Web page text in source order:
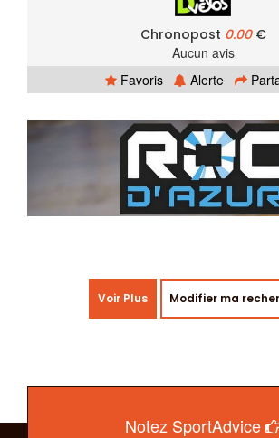
Chronopost 0.00€
Aucun avis
Favoris
Alerte
Voir Plus Modifier ma
Notez SportAdvice